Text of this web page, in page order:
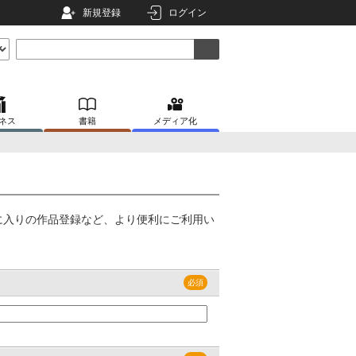
新規登録 ログイン
ス 書籍 メディア化
りの作品登録など、より便利にご利用い